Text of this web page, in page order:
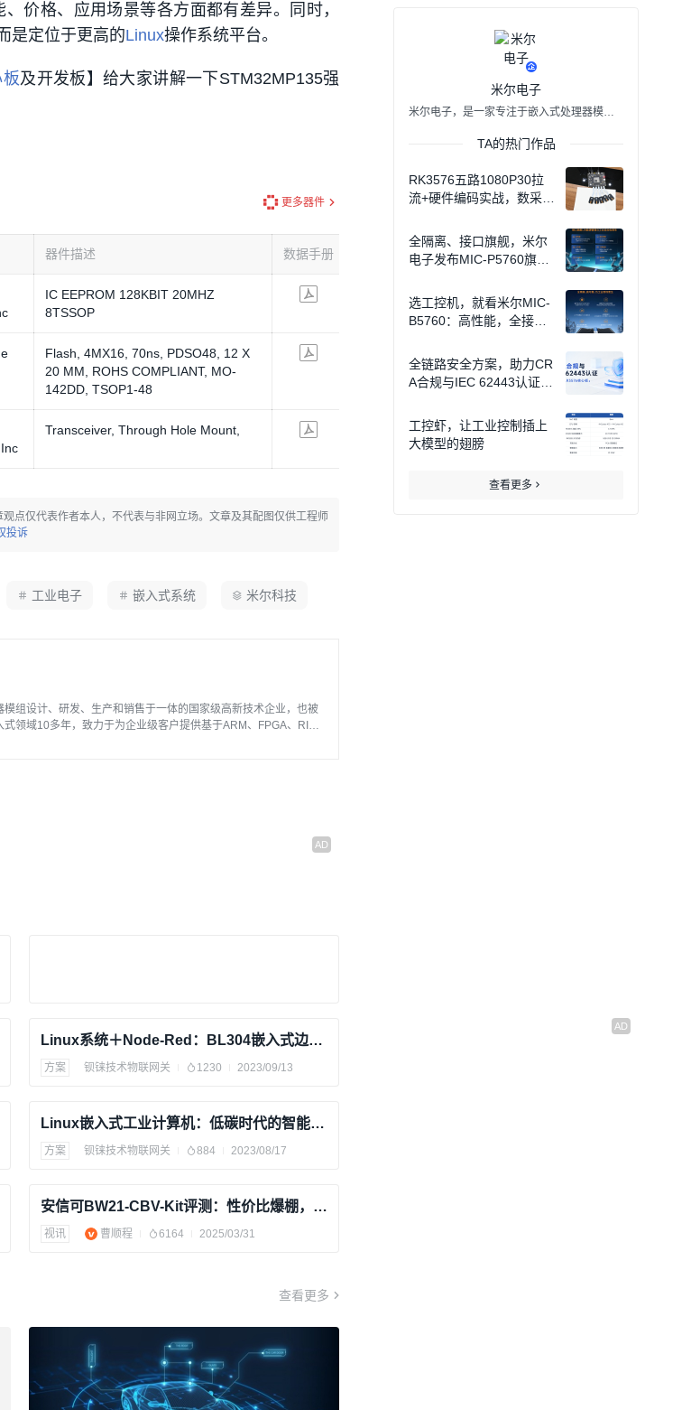
王者归来
2024/05/13
、价格、应用场景等各方面都有差异。同时，
是定位于更高的Linux操作系统平台。
及开发板】给大家讲解一下STM32MP135强
更多器件
器件描述 数据手册 ECAD模型 风险等级 参考价格 更多信息
IC EEPROM 128KBIT 20MHZ
8TSSOP
低
Flash, 4MX16, 70ns, PDSO48, 12 X
20 MM, ROHS COMPLIANT, MO-
142DD, TSOP1-48
危 查看
Transceiver, Through Hole Mount,
危
$37.34
点仅代表作者本人，不代表与非网立场。文章及其配图仅供工程师
投诉
工业电子 嵌入式系统 米尔科技
组设计、研发、生产和销售于一体的国家级高新技术企业，也被
领域10多年，致力于为企业级客户提供基于ARM、FPGA、RIS
Linux系统＋Node-Red：BL304嵌入式边缘计算机助力定制化解决方案
方案 钡铼技术物联网关 1230 2023/09/13
Linux嵌入式工业计算机：低碳时代的智能选择
方案 钡铼技术物联网关 884 2023/08/17
安信可BW21-CBV-Kit评测：性价比爆棚，边缘AI的普惠者
视讯 曹顺程 6164 2025/03/31
查看更多
米尔电子
米尔电子，是一家专注于嵌入式处理器模组设计、研发、生产和销售于一体的国家级高新技术企业，也被评为专精特新企业。米尔电子深耕嵌入式领域10多年，致力于为企业级客户提供基于ARM、FPGA、RISC-V和AI等各种架构，稳定可靠的处理器模组，满足客户大批量产品应用部署的需求，同时为客户提供产品定制设计、行业应用解决方案和OEM的一站式服务。 米尔英文简称“MYIR”，是“Make Your Idea Real”第一个大写字母的缩写。我们的理念是“专业服务助力客户成功”，目前米尔已通过专业高效的服务，帮助全球数万家企业的产品成功上市。
TA的热门作品
RK3576五路1080P30拉
流+硬件编码实战，数采设
全隔离、接口旗舰，米尔
电子发布MIC-P5760旗舰
选工控机，就看米尔MIC-
B5760：高性能，全接
全链路安全方案，助力CR
A合规与IEC 62443认证-
工控虾，让工业控制插上
大模型的翅膀
查看更多